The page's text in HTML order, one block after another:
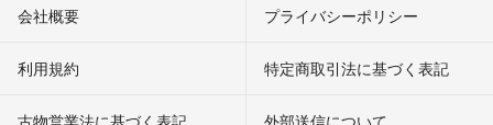
会社概要 プライバシーポリシー
利用規約 特定商取引法に基づく表記